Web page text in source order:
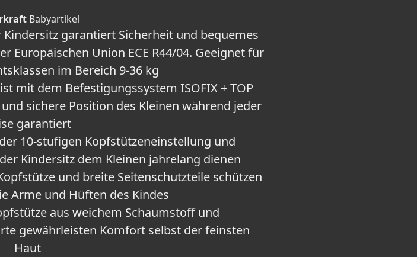
Babyartikel
Kindersitz garantiert Sicherheit und bequemes
Europäischen Union ECE R44/04. Geeignet für
im Bereich 9-36 kg
mit dem Befestigungssystem ISOFIX + TOP
sichere Position des Kleinen während jeder
garantiert
der 10-stufigen Kopfstützeneinstellung und
Kindersitz dem Kleinen jahrelang dienen
und breite Seitenschutzteile schützen
Arme und Hüften des Kindes
aus weichem Schaumstoff und
gewährleisten Komfort selbst der feinsten
Haut